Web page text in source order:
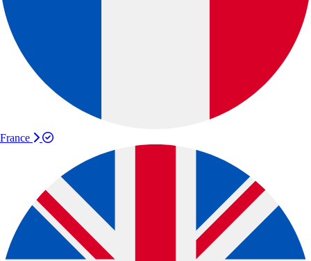
France